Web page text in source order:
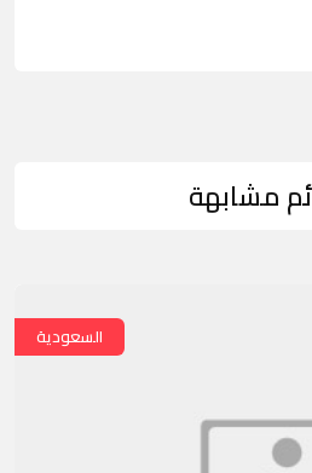
مشابهة
السعودية